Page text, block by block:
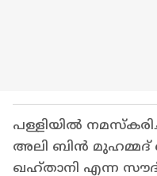
പള്ളിയില്‍
അലി ബിന്‍ മുഹമ്മദ്
ഖഹ്‍താനി എന്ന